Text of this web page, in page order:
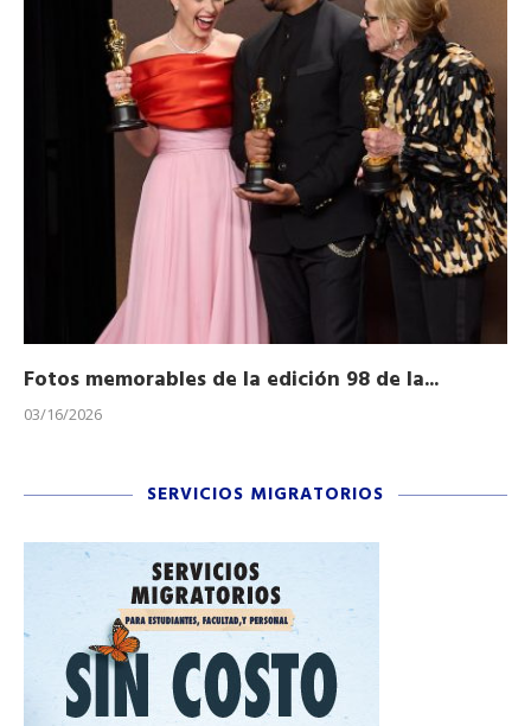
Fotos memorables de la edición 98 de la...
03/16/2026
SERVICIOS MIGRATORIOS